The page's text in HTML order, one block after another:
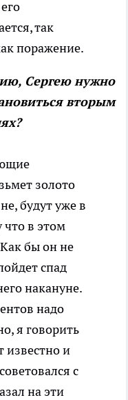
так
поражение.
Сергею нужно
вторым
золото
будут уже в
в этом
бы он не
спад
накануне.
надо
я говорить
известно и
с
на эти